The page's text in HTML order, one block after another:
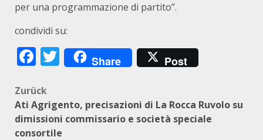
per una programmazione di partito”.
condividi su:
Facebook
Twitter
Share Post
Beitragsnavigation
Zurück
Ati Agrigento, precisazioni di La Rocca Ruvolo su
dimissioni commissario e società speciale
consortile